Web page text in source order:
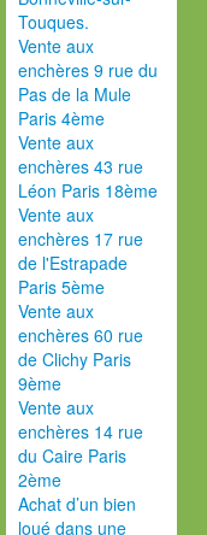
Touques.
Vente aux
enchères 9 rue du
Pas de la Mule
Paris 4ème
Vente aux
enchères 43 rue
Léon Paris 18ème
Vente aux
enchères 17 rue
de l'Estrapade
Paris 5ème
Vente aux
enchères 60 rue
de Clichy Paris
9ème
Vente aux
enchères 14 rue
du Caire Paris
2ème
Achat d’un bien
loué dans une